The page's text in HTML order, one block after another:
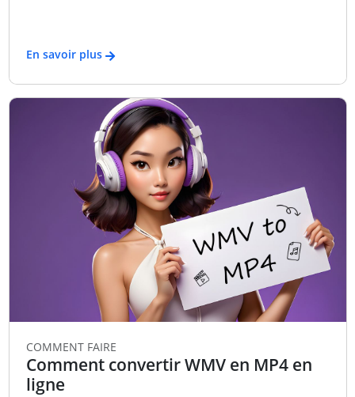
En savoir plus
COMMENT FAIRE
Comment convertir WMV en MP4 en
ligne